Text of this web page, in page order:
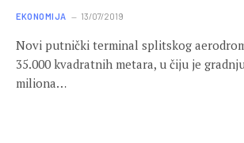
EKONOMIJA 13/07/2019
Novi putnički terminal splitskog
35.000 kvadratnih metara, u čiju je
miliona…